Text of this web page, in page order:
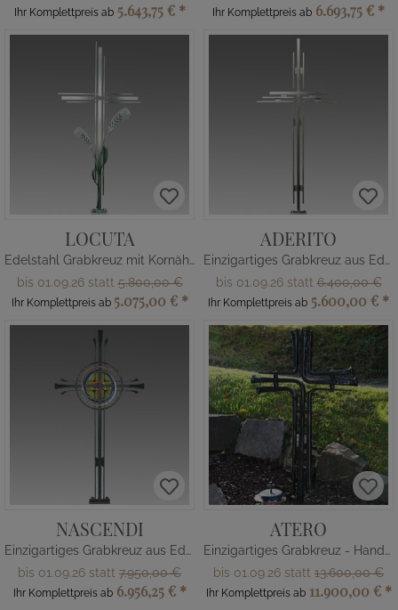
Ihr Komplettpreis ab 5.643,75 € * Ihr Komplettpreis ab 6.693,75 € *
LOCUTA
Edelstahl Grabkreuz mit Kornähren
bis 01.09.26 statt5.800,00 €
Ihr Komplettpreis ab 5.075,00 € *
ADERITO
Einzigartiges Grabkreuz aus Edelstahl
bis 01.09.26 statt6.400,00 €
Ihr Komplettpreis ab 5.600,00 € *
NASCENDI
Einzigartiges Grabkreuz aus Edelstahl
bis 01.09.26 statt 7.950,00 €
Ihr Komplettpreis ab 6.956,25 € *
ATERO
Einzigartiges Grabkreuz - Handarbeit
bis 01.09.26 statt 13.600,00 €
Ihr Komplettpreis ab 11.900,00 € *